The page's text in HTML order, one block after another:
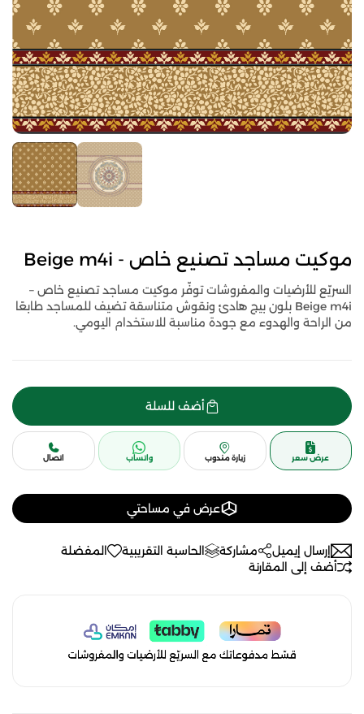
موكيت مساجد تصنيع خاص - Beige m4i
السريّع للأرضيات والمفروشات توفّر موكيت مساجد تصنيع خاص –
Beige m4i بلون بيج هادئ ونقوش متناسقة تضيف للمساجد طابعًا
من الراحة والهدوء مع جودة مناسبة للاستخدام اليومي.
أضف للسلة
عرض سعر زيارة مندوب واتساب اتصال
عرض في مساحتي
إرسال إيميل مشاركة الحاسبة التقريبية
المفضلة
أضف إلى المقارنة